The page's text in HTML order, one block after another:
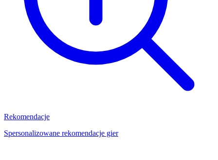
Rekomendacje
Spersonalizowane rekomendacje gier